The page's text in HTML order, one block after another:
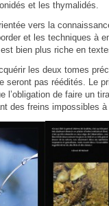
et les thymalidés.
vers la
et les techniques à
bien plus riche en
les deux tomes
seront pas réédités. Le
l’obligation de faire un
des freins impossibles à